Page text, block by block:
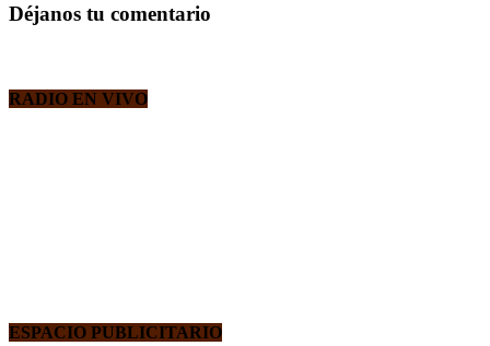
Déjanos tu comentario
RADIO EN VIVO
ESPACIO PUBLICITARIO